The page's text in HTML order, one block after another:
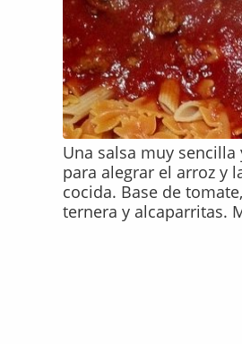
Una salsa muy sencilla
para alegrar el arroz y
cocida. Base de
ternera y alcaparritas.